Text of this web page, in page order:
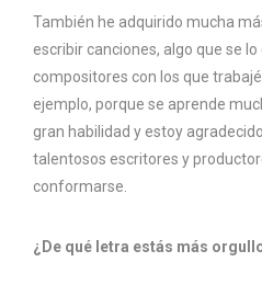
También he adquirido mucha
escribir canciones, algo que se
compositores con los que
ejemplo, porque se aprende
gran habilidad y estoy
talentosos escritores y
conformarse.
¿De qué letra estás más